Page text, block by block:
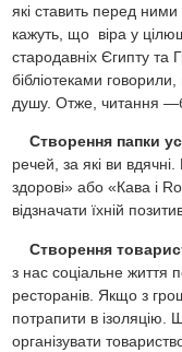
які ставить перед ними
кажуть, що віра у
стародавніх Єгипту та
бібліотеками
душу. Отже, читання
Створення папки
речей, за які ви
здорові» або «Кава і
відзначати їхній
Створення
з нас соціальне життя
ресторанів. Якщо з
потрапити в ізоляцію.
організувати